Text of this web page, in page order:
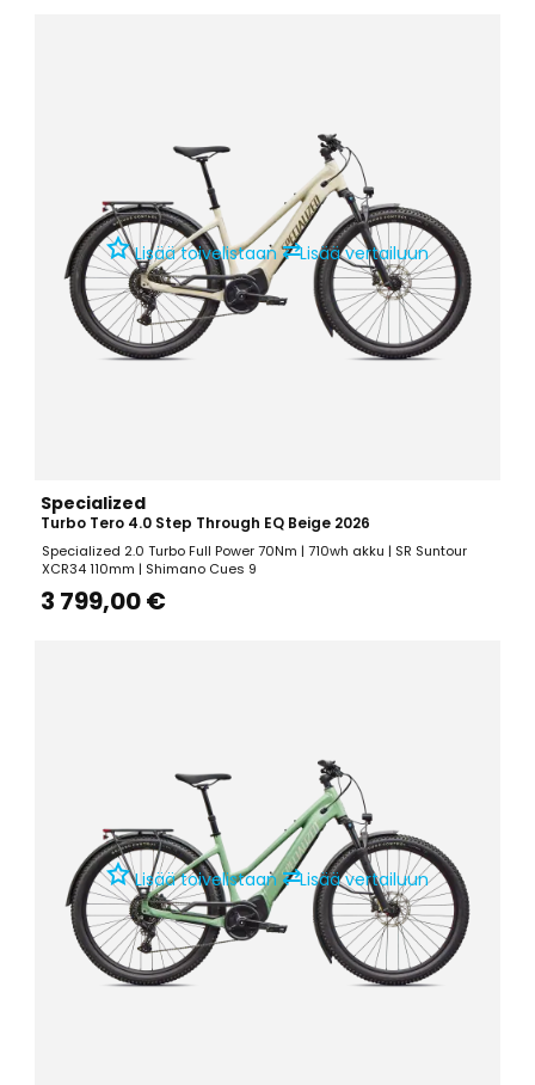
Lisää toivelistaan ⇄Lisää vertailuun
Specialized
Turbo Tero 4.0 Step Through EQ Beige 2026
Specialized 2.0 Turbo Full Power 70Nm | 710wh akku | SR Suntour
XCR34 110mm | Shimano Cues 9
3 799,00 €
Lisää toivelistaan⇄Lisää vertailuun